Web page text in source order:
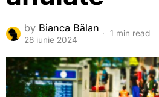
by Bianca Bălan
28 iunie 2024
1 min read